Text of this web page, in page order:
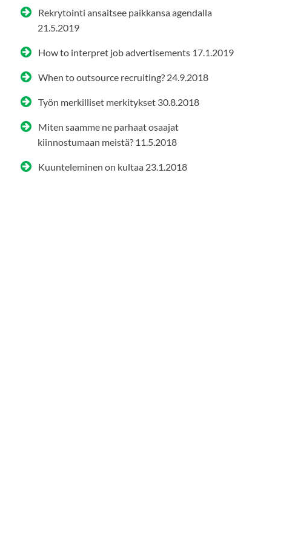
Rekrytointi ansaitsee paikkansa agendalla
21.5.2019
How to interpret job advertisements 17.1.2019
When to outsource recruiting? 24.9.2018
Työn merkilliset merkitykset 30.8.2018
Miten saamme ne parhaat osaajat
kiinnostumaan meistä? 11.5.2018
Kuunteleminen on kultaa 23.1.2018